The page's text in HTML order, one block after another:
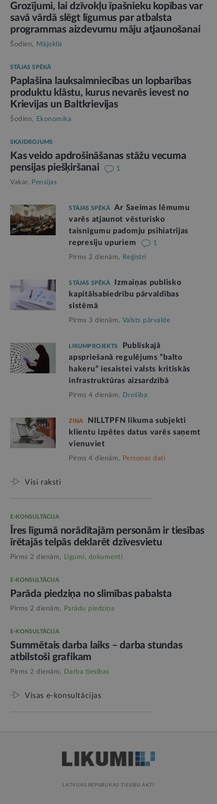
Grozījumi, lai dzīvokļu īpašnieku kopības var
savā vārdā slēgt līgumus par atbalsta
programmas aizdevumu māju atjaunošanai
Šodien, Mājoklis
STĀJAS SPĒKĀ
Paplašina lauksaimniecības un lopbarības
produktu klāstu, kurus nevarēs ievest no
Krievijas un Baltkrievijas
Šodien, Ekonomika
SKAIDROJUMS
Kas veido apdrošināšanas stāžu vecuma
pensijas piešķiršanai
1
Vakar, Pensijas
STĀJAS SPĒKĀ
Ar Saeimas lēmumu
varēs atjaunot vēsturisko
taisnīgumu padomju psihiatrijas
represiju upuriem
1
Pirms 2 dienām, Reģistri
STĀJAS SPĒKĀ
Izmaiņas publisko
kapitālsabiedrību pārvaldības
sistēmā
Pirms 3 dienām, Valsts pārvalde
LIKUMPROJEKTS
Publiskajā
apspriešanā regulējums “balto
hakeru” iesaistei valsts kritiskās
infrastruktūras aizsardzībā
Pirms 4 dienām, Drošība
ZIŅA
NILLTPFN likuma subjekti
klientu izpētes datus varēs saņemt
vienuviet
Pirms 4 dienām, Personas dati
Visi raksti
E-KONSULTĀCIJA
Īres līgumā norādītajām personām ir tiesības
īrētajās telpās deklarēt dzīvesvietu
Pirms 2 dienām, Līgumi, dokumenti
E-KONSULTĀCIJA
Parāda piedziņa no slimības pabalsta
Pirms 2 dienām, Parādu piedziņa
E-KONSULTĀCIJA
Summētais darba laiks – darba stundas
atbilstoši grafikam
Pirms 2 dienām, Darba tiesības
Visas e-konsultācijas
LATVIJAS REPUBLIKAS TIESĪBU AKTI